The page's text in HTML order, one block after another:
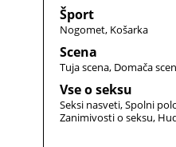
Šport
Nogomet Košarka
Scena
Tuja scena Domača
Vse o seksu
Seksi nasveti Spolni
Zanimivosti o seksu